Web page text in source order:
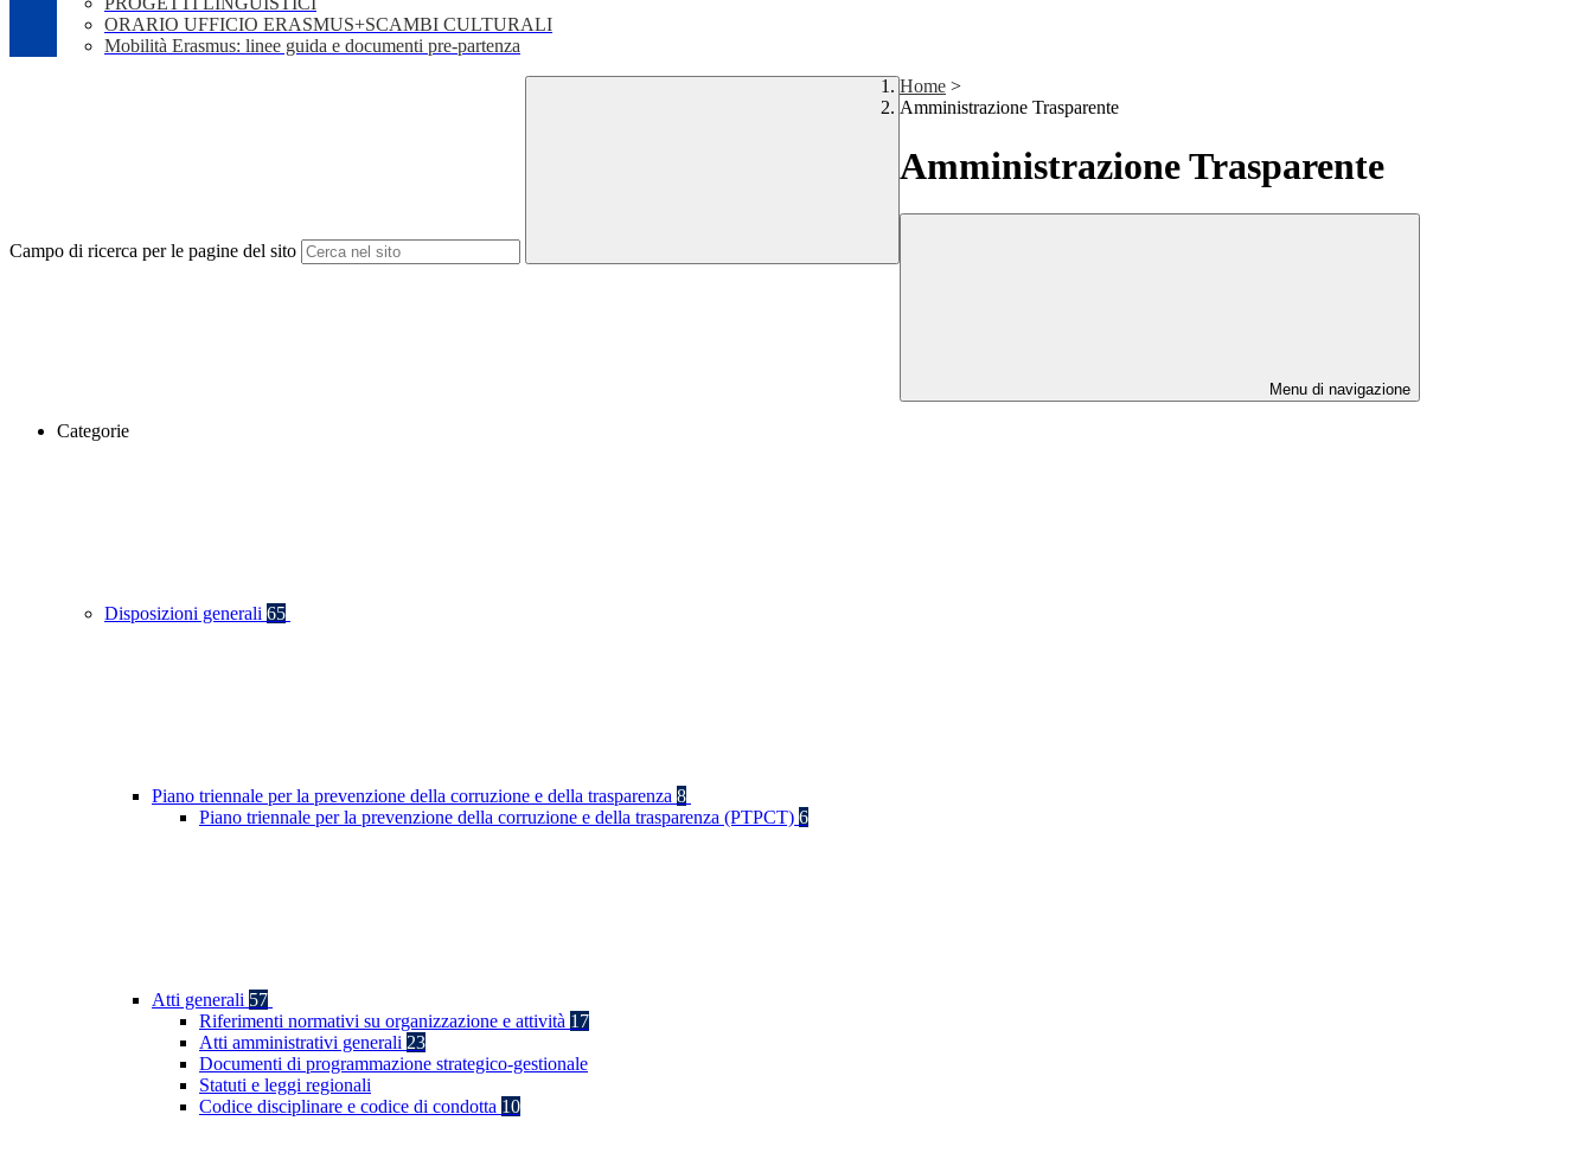
ORARIO UFFICIO ERASMUS+SCAMBI CULTURALI
Mobilità Erasmus: linee guida e documenti pre-partenza
Campo di ricerca per le pagine del sito
Home >
Amministrazione Trasparente
Amministrazione Trasparente
Menu di navigazione
Categorie
Disposizioni generali 65
Piano triennale per la prevenzione della corruzione e della trasparenza 8
Piano triennale per la prevenzione della corruzione e della trasparenza (PTPCT) 6
Atti generali 57
Riferimenti normativi su organizzazione e attività 17
Atti amministrativi generali 23
Documenti di programmazione strategico-gestionale
Statuti e leggi regionali
Codice disciplinare e codice di condotta 10